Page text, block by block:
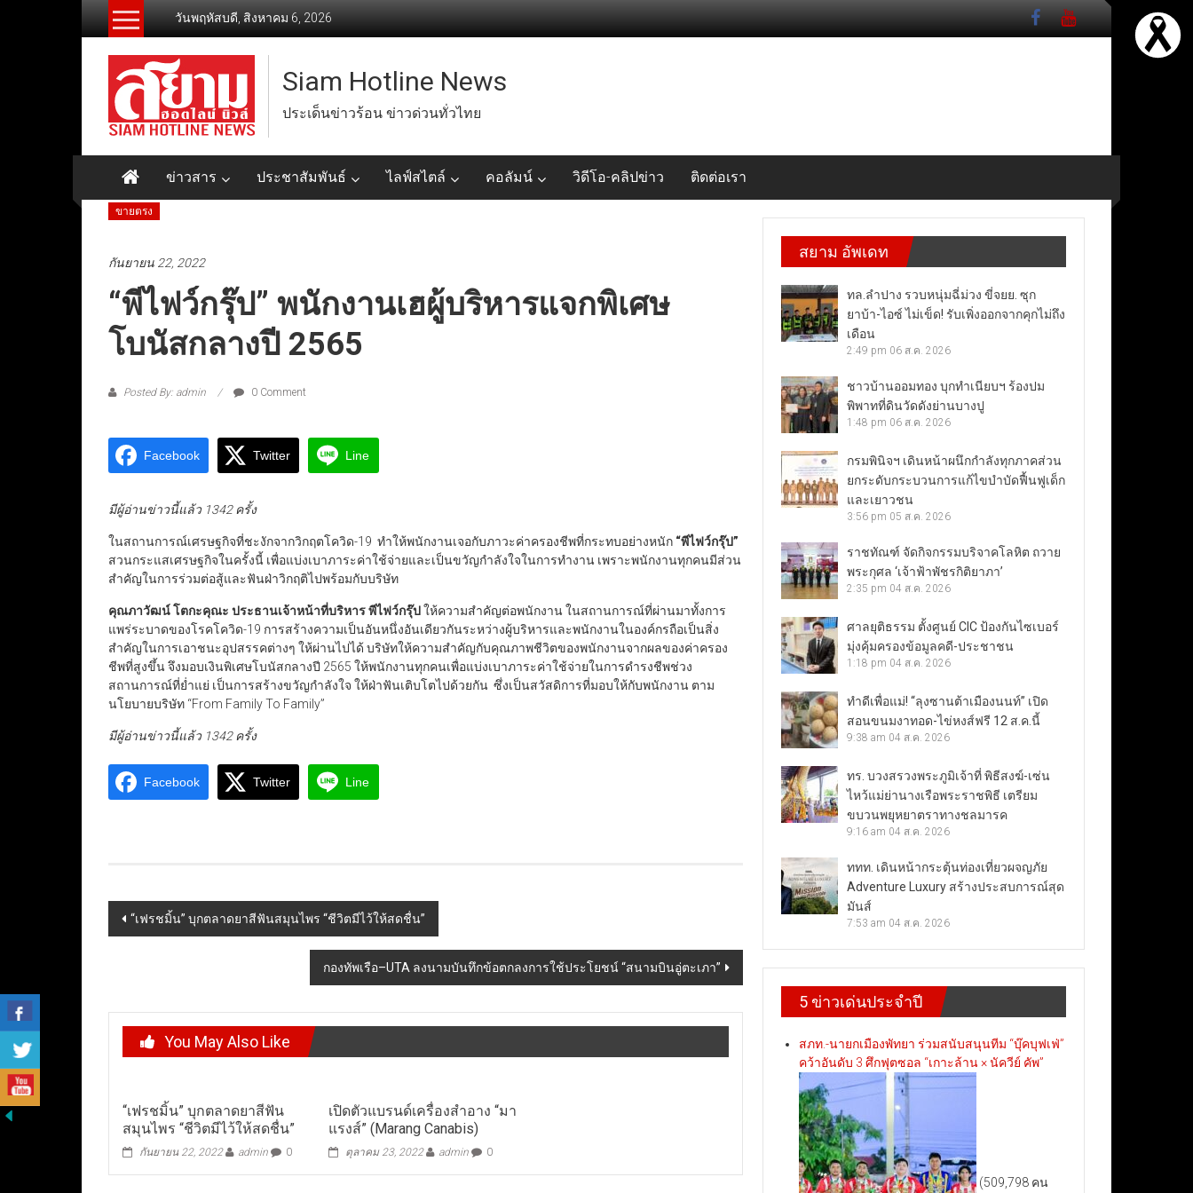
วันพฤหัสบดี, สิงหาคม 6, 2026
Siam Hotline News
ประเด็นข่าวร้อน ข่าวด่วนทั่วไทย
ข่าวสาร ประชาสัมพันธ์ ไลฟ์สไตล์ คอลัมน์ วิดีโอ-คลิปข่าว ติดต่อเรา
ขายตรง
กันยายน 22, 2022
“พีไฟว์กรุ๊ป” พนักงานเฮผู้บริหารแจกพิเศษ
โบนัสกลางปี 2565
Posted By: admin 0 Comment
Facebook Twitter Line
มีผู้อ่านข่าวนี้แล้ว 1342 ครั้ง
ในสถานการณ์เศรษฐกิจที่ชะงักจากวิกฤตโควิด-19 ทำให้พนักงานเจอกับภาวะค่าครองชีพที่กระทบอย่างหนัก “พีไฟว์กรุ๊ป”
สวนกระแสเศรษฐกิจในครั้งนี้ เพื่อแบ่งเบาภาระค่าใช้จ่ายและเป็นขวัญกำลังใจในการทำงาน เพราะพนักงานทุกคนมีส่วน
สำคัญในการร่วมต่อสู้และฟันฝ่าวิกฤติไปพร้อมกับบริษัท
คุณภาวัฒน์ โตกะคุณะ ประธานเจ้าหน้าที่บริหาร พีไฟว์กรุ๊ปให้ความสำคัญต่อพนักงาน ในสถานการณ์ที่ผ่านมาทั้งการ
แพร่ระบาดของโรคโควิด-19 การสร้างความเป็นอันหนึ่งอันเดียวกันระหว่างผู้บริหารและพนักงานในองค์กรถือเป็นสิ่ง
สำคัญในการเอาชนะอุปสรรคต่างๆ ให้ผ่านไปได้ บริษัทให้ความสำคัญกับคุณภาพชีวิตของพนักงานจากผลของค่าครอง
ชีพที่สูงขึ้น จึงมอบเงินพิเศษโบนัสกลางปี 2565 ให้พนักงานทุกคนเพื่อแบ่งเบาภาระค่าใช้จ่ายในการดำรงชีพช่วง
สถานการณ์ที่ย่ำแย่ เป็นการสร้างขวัญกำลังใจ ให้ฝ่าฟันเติบโตไปด้วยกัน ซึ่งเป็นสวัสดิการที่มอบให้กับพนักงาน ตาม
นโยบายบริษัท “From Family To Family”
มีผู้อ่านข่าวนี้แล้ว 1342 ครั้ง
Facebook Twitter Line
Post
“เฟรชมิ้น” บุกตลาดยาสีฟันสมุนไพร “ชีวิตมีไว้ให้สดชื่น”
กองทัพเรือ–UTA ลงนามบันทึกข้อตกลงการใช้ประโยชน์ “สนามบินอู่ตะเภา”
You May Also Like
“เฟรชมิ้น” บุกตลาดยาสีฟัน
สมุนไพร “ชีวิตมีไว้ให้สดชื่น”
กันยายน 22, 2022 admin 0
เปิดตัวแบรนด์เครื่องสำอาง “มา
แรงส์” (Marang Canabis)
ตุลาคม 23, 2022 admin 0
สยาม อัพเดท
ทล.ลำปาง รวบหนุ่มฉี่ม่วง ขี่จยย. ซุก
ยาบ้า-ไอซ์ ไม่เข็ด! รับเพิ่งออกจากคุกไม่ถึง
เดือน
2:49 pm 06 ส.ค. 2026
ชาวบ้านออมทอง บุกทำเนียบฯ ร้องปม
พิพาทที่ดินวัดดังย่านบางปู
1:48 pm 06 ส.ค. 2026
กรมพินิจฯ เดินหน้าผนึกกำลังทุกภาคส่วน
ยกระดับกระบวนการแก้ไขบำบัดฟื้นฟูเด็ก
และเยาวชน
3:56 pm 05 ส.ค. 2026
ราชทัณฑ์ จัดกิจกรรมบริจาคโลหิต ถวาย
พระกุศล ‘เจ้าฟ้าพัชรกิติยาภา’
2:35 pm 04 ส.ค. 2026
ศาลยุติธรรม ตั้งศูนย์ CIC ป้องกันไซเบอร์
มุ่งคุ้มครองข้อมูลคดี-ประชาชน
1:18 pm 04 ส.ค. 2026
ทำดีเพื่อแม่! “ลุงซานต้าเมืองนนท์” เปิด
สอนขนมงาทอด-ไข่หงส์ฟรี 12 ส.ค.นี้
9:38 am 04 ส.ค. 2026
ทร. บวงสรวงพระภูมิเจ้าที่ พิธีสงฆ์-เซ่น
ไหว้แม่ย่านางเรือพระราชพิธี เตรียม
ขบวนพยุหยาตราทางชลมารค
9:16 am 04 ส.ค. 2026
ททท. เดินหน้ากระตุ้นท่องเที่ยวผจญภัย
Adventure Luxury สร้างประสบการณ์สุด
มันส์
7:53 am 04 ส.ค. 2026
5 ข่าวเด่นประจำปี
สภท.-นายกเมืองพัทยา ร่วมสนับสนุนทีม “บุ๊คบุฟเฟ่”
คว้าอันดับ 3 ศึกฟุตซอล “เกาะล้าน × นัควีย์ คัพ”
(509,798 คน